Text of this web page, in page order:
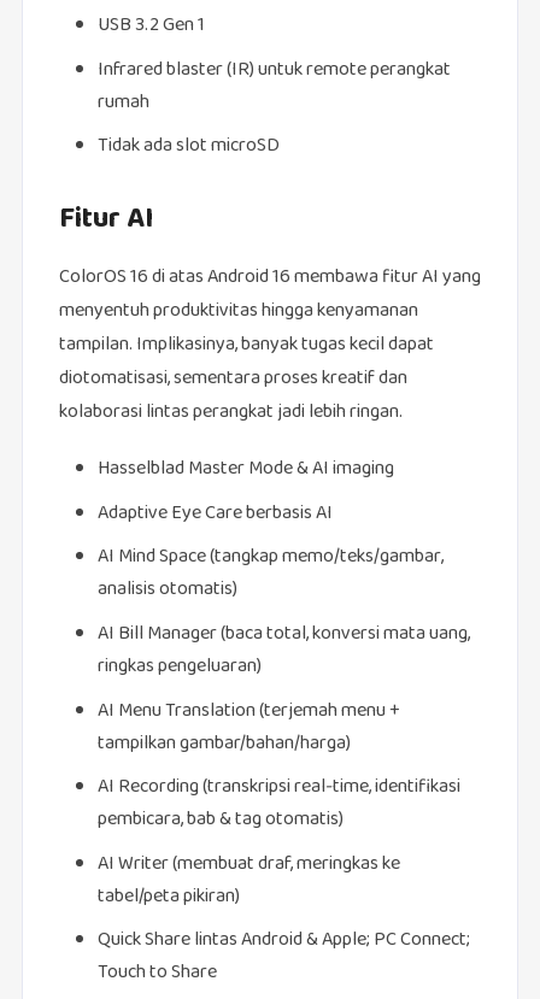
USB 3.2 Gen 1
Infrared blaster (IR) untuk remote perangkat
rumah
Tidak ada slot microSD
Fitur AI
ColorOS 16 di atas Android 16 membawa fitur AI yang
menyentuh produktivitas hingga kenyamanan
tampilan. Implikasinya, banyak tugas kecil dapat
diotomatisasi, sementara proses kreatif dan
kolaborasi lintas perangkat jadi lebih ringan.
Hasselblad Master Mode & AI imaging
Adaptive Eye Care berbasis AI
AI Mind Space (tangkap memo/teks/gambar,
analisis otomatis)
AI Bill Manager (baca total, konversi mata uang,
ringkas pengeluaran)
AI Menu Translation (terjemah menu +
tampilkan gambar/bahan/harga)
AI Recording (transkripsi real‑time, identifikasi
pembicara, bab & tag otomatis)
AI Writer (membuat draf, meringkas ke
tabel/peta pikiran)
Quick Share lintas Android & Apple; PC Connect;
Touch to Share